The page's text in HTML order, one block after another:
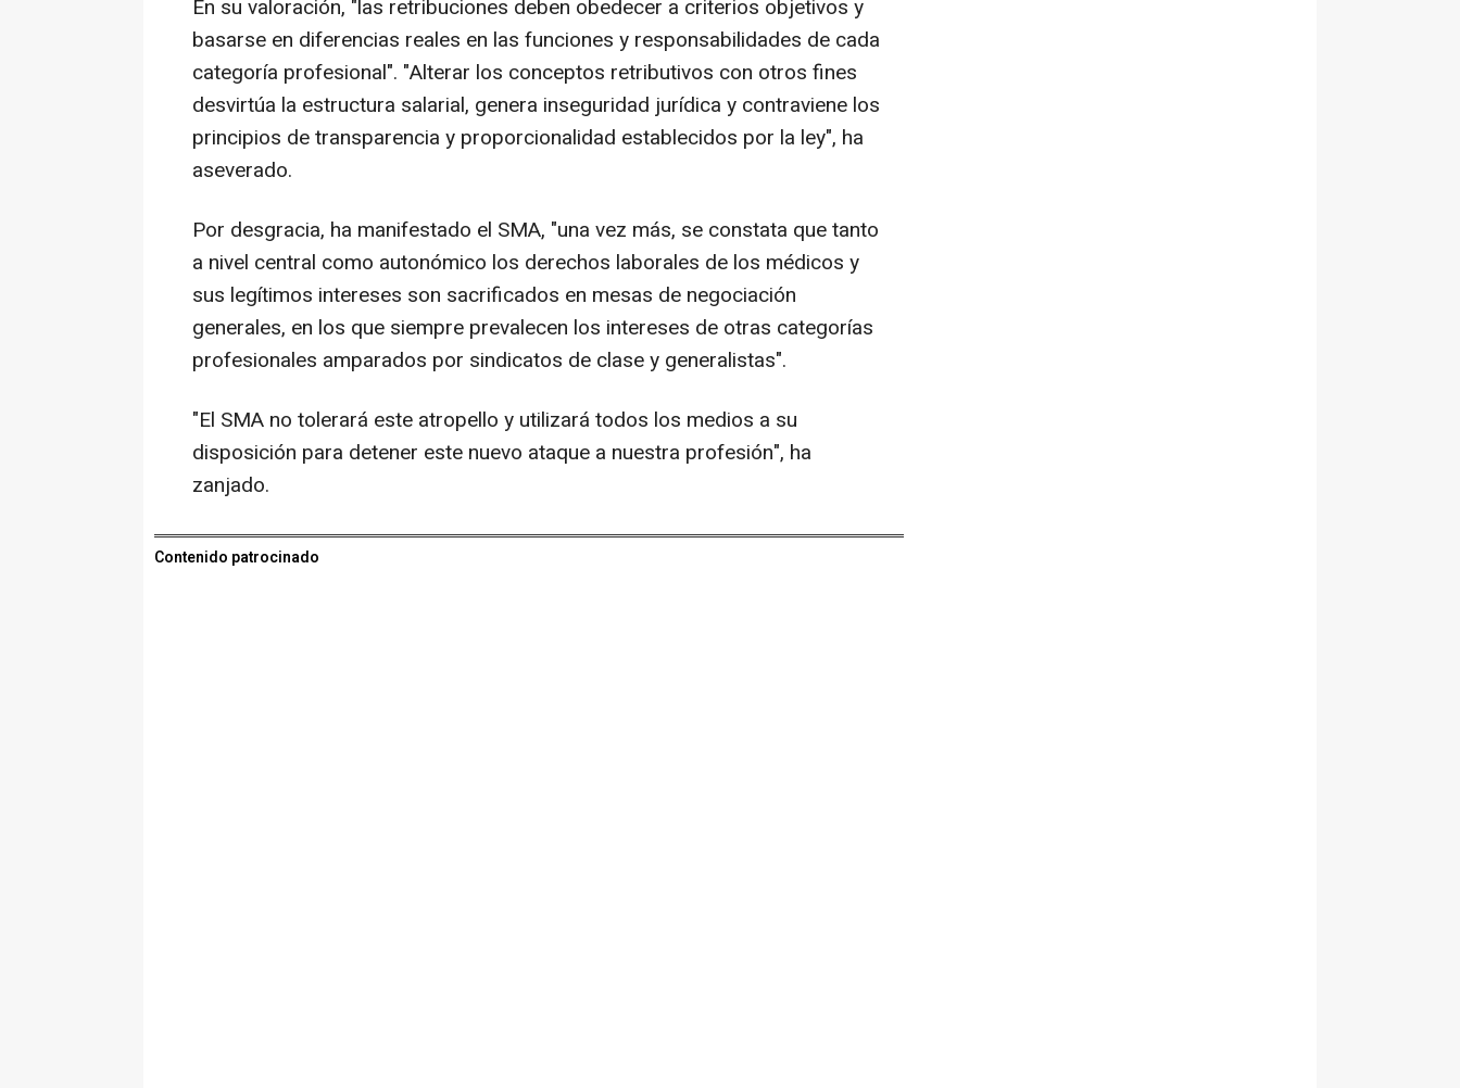
En su valoración, "las retribuciones deben obedecer a criterios objetivos y
basarse en diferencias reales en las funciones y responsabilidades de cada
categoría profesional". "Alterar los conceptos retributivos con otros fines
desvirtúa la estructura salarial, genera inseguridad jurídica y contraviene los
principios de transparencia y proporcionalidad establecidos por la ley", ha
aseverado.
Por desgracia, ha manifestado el SMA, "una vez más, se constata que tanto
a nivel central como autonómico los derechos laborales de los médicos y
sus legítimos intereses son sacrificados en mesas de negociación
generales, en los que siempre prevalecen los intereses de otras categorías
profesionales amparados por sindicatos de clase y generalistas".
"El SMA no tolerará este atropello y utilizará todos los medios a su
disposición para detener este nuevo ataque a nuestra profesión", ha
zanjado.
Contenido patrocinado